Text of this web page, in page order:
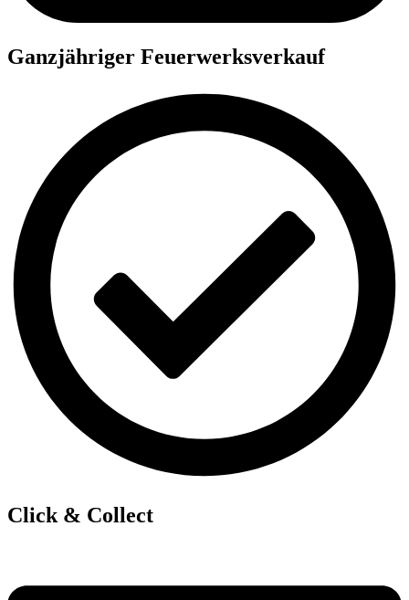
Ganzjähriger Feuerwerksverkauf
Click & Collect